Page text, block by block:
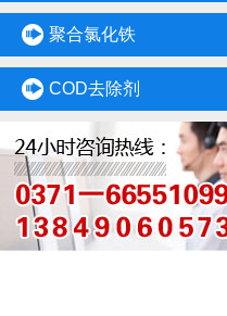
聚合氯化铁
COD去除剂